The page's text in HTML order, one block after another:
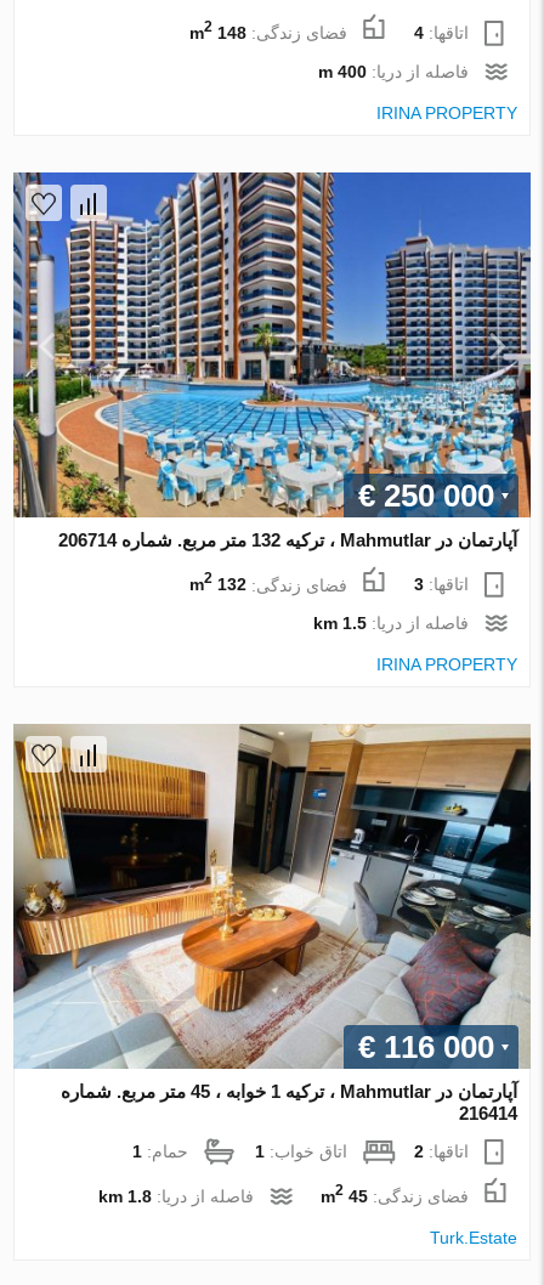
اتاقها:4 فضای زندگی:148 m
2
فاصله از دریا:400 m
IRINA PROPERTY
€ 250 000
آپارتمان در Mahmutlar ، ترکیه 132 متر مربع. شماره 206714
اتاقها:3 فضای زندگی:132 m
2
فاصله از دریا:1.5 km
IRINA PROPERTY
€ 116 000
آپارتمان در Mahmutlar ، ترکیه 1 خوابه ، 45 متر مربع. شماره
216414
اتاقها:2 اتاق خواب:1 حمام:1
فضای زندگی:45 m
2 فاصله از دریا:1.8 km
Turk.Estate